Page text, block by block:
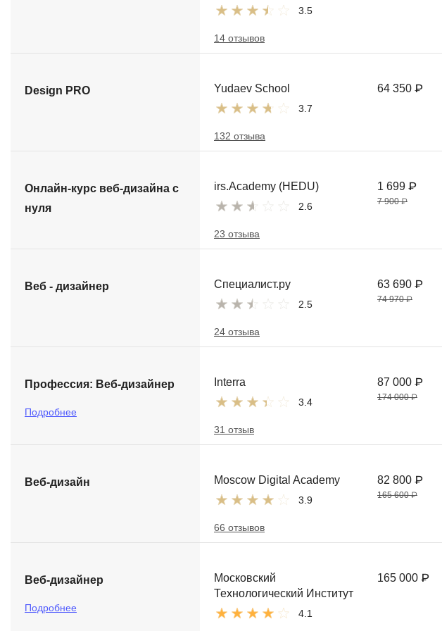
3.5
14 отзывов
Design PRO Yudaev School
3.7
132 отзыва
64 350 ₽
Онлайн-курс веб-дизайна с
нуля
irs.Academy (HEDU)
2.6
23 отзыва
1 699 ₽
7 900 ₽
Веб - дизайнер Специалист.ру
2.5
24 отзыва
63 690 ₽
74 970 ₽
Профессия: Веб-дизайнер
Подробнее
Interra
3.4
31 отзыв
87 000 ₽
174 000 ₽
Веб-дизайн Moscow Digital Academy
3.9
66 отзывов
82 800 ₽
165 600 ₽
Веб-дизайнер
Подробнее
Московский
Технологический Институт
4.1
165 000 ₽